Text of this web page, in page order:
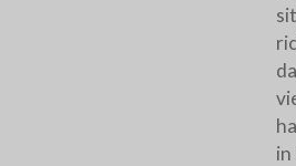
in